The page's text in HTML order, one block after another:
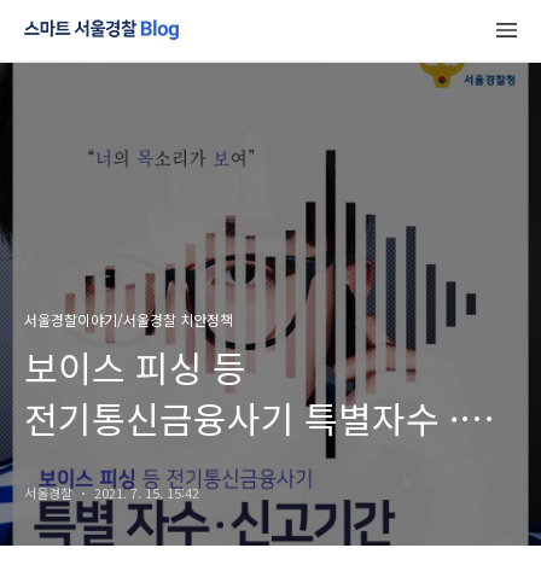
서울경찰이야기/서울경찰 치안정책
보이스 피싱 등
전기통신금융사기 특별자수 ·
신고기간 - "너의 목소리가 보여"
서울경찰 2021. 7. 15. 15:42